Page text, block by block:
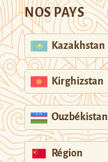
NOS PAYS
Kazakhstan
Kirghizstan
Ouzbékistan
Région